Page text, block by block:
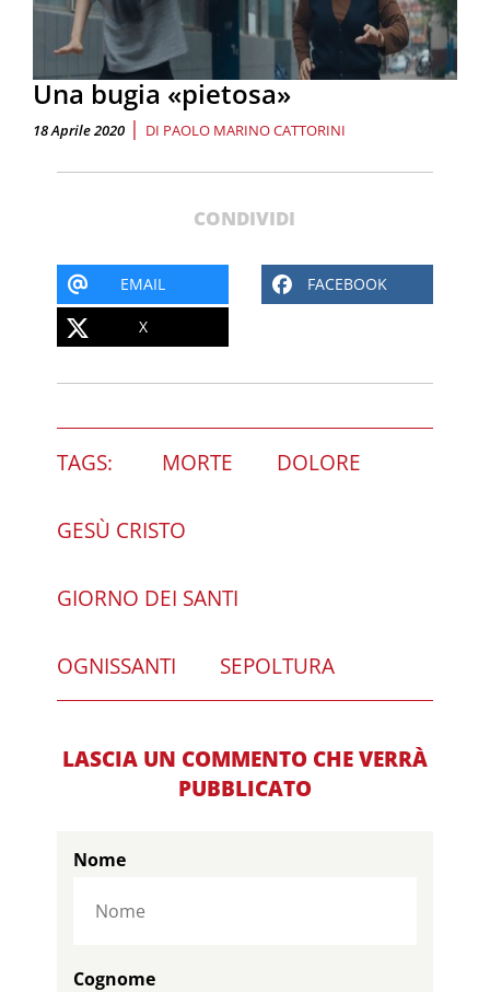
Una bugia «pietosa»
18 Aprile 2020 | DI PAOLO MARINO CATTORINI
CONDIVIDI
EMAIL FACEBOOK
X
TAGS: MORTE DOLORE
GESÙ CRISTO
GIORNO DEI SANTI
OGNISSANTI SEPOLTURA
LASCIA UN COMMENTO CHE VERRÀ
PUBBLICATO
Nome
Cognome